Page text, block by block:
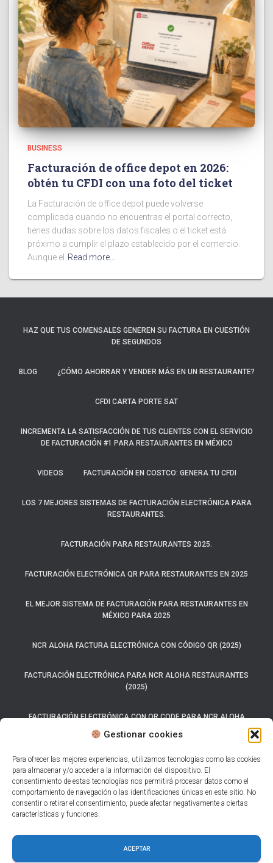
Gestionar cookies
Para ofrecer las mejores experiencias, utilizamos tecnologías como las cookies
para almacenar y/o acceder a la información del dispositivo. El
consentimiento de estas tecnologías nos permitirá procesar datos como el
comportamiento de navegación o las identificaciones únicas en este sitio. No
consentir o retirar el consentimiento, puede afectar negativamente a ciertas
características y funciones.
ACEPTAR
BUSINESS
Facturación de office depot en 2026:
obtén tu CFDI con una foto del ticket
La Facturación de office depot puede volverse
complicada cuando no encuentras el portal correcto,
tienes dudas sobre los datos fiscales o el ticket está
próximo a cumplir el plazo establecido por el comercio.
Aunque el Read more…
HAZ QUE TUS COMENSALES GENEREN SU FACTURA EN CUESTIÓN
DE SEGUNDOS
BLOG ¿CÓMO AHORRAR Y VENDER MÁS EN UN RESTAURANTE?
CFDI CARTA PORTE SAT
INCREMENTA LA SATISFACCIÓN DE TUS CLIENTES CON EL SERVICIO
DE FACTURACIÓN #1 PARA RESTAURANTES EN MÉXICO
VIDEOS FACTURACIÓN EN COSTCO: GENERA TU CFDI
LOS 7 MEJORES SISTEMAS DE FACTURACIÓN ELECTRÓNICA PARA
RESTAURANTES.
FACTURACIÓN PARA RESTAURANTES 2025.
FACTURACIÓN ELECTRÓNICA QR PARA RESTAURANTES EN 2025
EL MEJOR SISTEMA DE FACTURACIÓN PARA RESTAURANTES EN
MÉXICO PARA 2025
NCR ALOHA FACTURA ELECTRÓNICA CON CÓDIGO QR (2025)
FACTURACIÓN ELECTRÓNICA PARA NCR ALOHA RESTAURANTES
(2025)
FACTURACIÓN ELECTRÓNICA CON QR CODE PARA NCR ALOHA
SISTEMA CARTA PORTE 2025
LOS 7 MEJORES SISTEMAS DE FACTURACIÓN ELECTRÓNICA PARA
RESTAURANTES.